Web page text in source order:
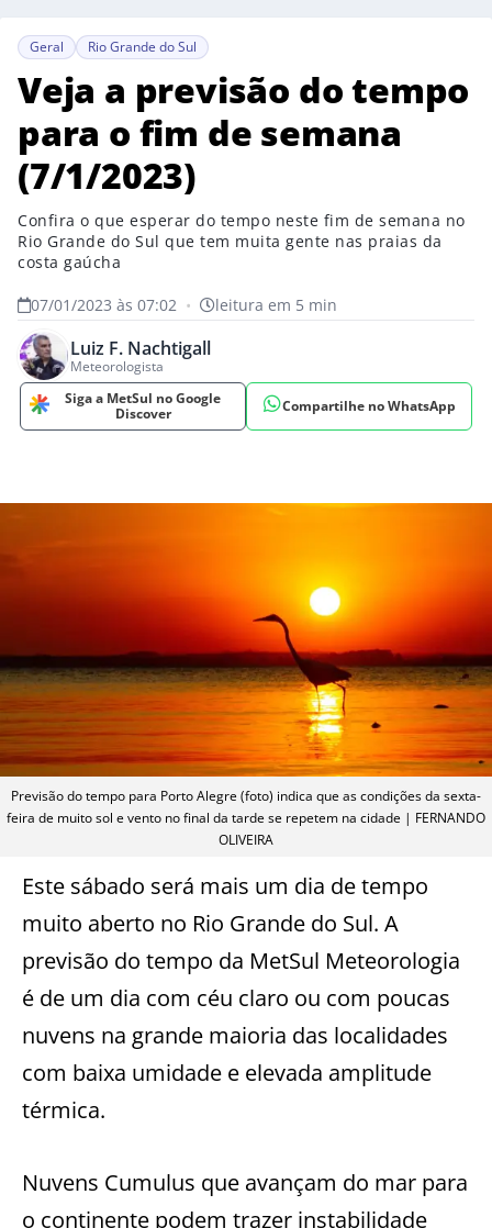
Geral Rio Grande do Sul
Veja a previsão do tempo
para o fim de semana
(7/1/2023)
Confira o que esperar do tempo neste fim de semana no
Rio Grande do Sul que tem muita gente nas praias da
costa gaúcha
07/01/2023 às 07:02 • leitura em 5 min
Luiz F. Nachtigall
Meteorologista
Siga a MetSul no Google
Discover
Compartilhe no WhatsApp
Previsão do tempo para Porto Alegre (foto) indica que as condições da sexta-
feira de muito sol e vento no final da tarde se repetem na cidade | FERNANDO
OLIVEIRA
Este sábado será mais um dia de tempo
muito aberto no Rio Grande do Sul. A
previsão do tempo da MetSul Meteorologia
é de um dia com céu claro ou com poucas
nuvens na grande maioria das localidades
com baixa umidade e elevada amplitude
térmica.
Nuvens Cumulus que avançam do mar para
o continente podem trazer instabilidade